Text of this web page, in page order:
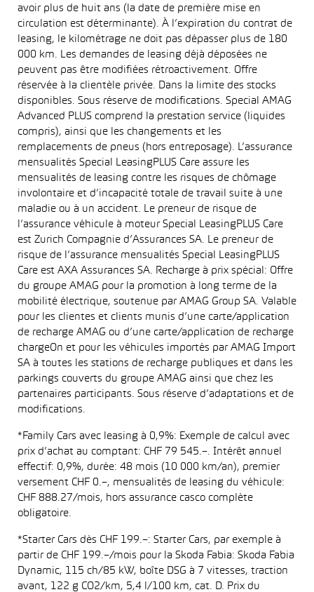
avoir plus de huit ans (la date de première mise en
circulation est déterminante). À l’expiration du contrat de
leasing, le kilométrage ne doit pas dépasser plus de 180
000 km. Les demandes de leasing déjà déposées ne
peuvent pas être modifiées rétroactivement. Offre
réservée à la clientèle privée. Dans la limite des stocks
disponibles. Sous réserve de modifications. Special AMAG
Advanced PLUS comprend la prestation service (liquides
compris), ainsi que les changements et les
remplacements de pneus (hors entreposage). L’assurance
mensualités Special LeasingPLUS Care assure les
mensualités de leasing contre les risques de chômage
involontaire et d’incapacité totale de travail suite à une
maladie ou à un accident. Le preneur de risque de
l’assurance véhicule à moteur Special LeasingPLUS Care
est Zurich Compagnie d’Assurances SA. Le preneur de
risque de l’assurance mensualités Special LeasingPLUS
Care est AXA Assurances SA. Recharge à prix spécial: Offre
du groupe AMAG pour la promotion à long terme de la
mobilité électrique, soutenue par AMAG Group SA. Valable
pour les clientes et clients munis d’une carte/application
de recharge AMAG ou d’une carte/application de recharge
chargeOn et pour les véhicules importés par AMAG Import
SA à toutes les stations de recharge publiques et dans les
parkings couverts du groupe AMAG ainsi que chez les
partenaires participants. Sous réserve d’adaptations et de
modifications.
*Family Cars avec leasing à 0,9%: Exemple de calcul avec
prix d’achat au comptant: CHF 79 545.–. Intérêt annuel
effectif: 0,9%, durée: 48 mois (10 000 km/an), premier
versement CHF 0.–, mensualités de leasing du véhicule:
CHF 888.27/mois, hors assurance casco complète
obligatoire.
*Starter Cars dès CHF 199.–: Starter Cars, par exemple à
partir de CHF 199.–/mois pour la Skoda Fabia: Skoda Fabia
Dynamic, 115 ch/85 kW, boîte DSG à 7 vitesses, traction
avant, 122 g CO2/km, 5,4 l/100 km, cat. D. Prix du